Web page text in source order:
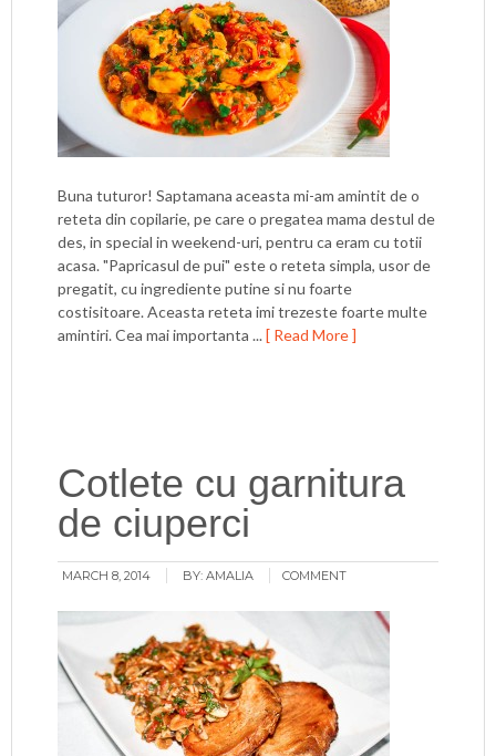
Buna tuturor! Saptamana aceasta mi-am amintit de o
reteta din copilarie, pe care o pregatea mama destul de
des, in special in weekend-uri, pentru ca eram cu totii
acasa. "Papricasul de pui" este o reteta simpla, usor de
pregatit, cu ingrediente putine si nu foarte
costisitoare. Aceasta reteta imi trezeste foarte multe
amintiri. Cea mai importanta ...[ Read More ]
Cotlete cu garnitura
de ciuperci
MARCH 8, 2014 BY:AMALIA COMMENT